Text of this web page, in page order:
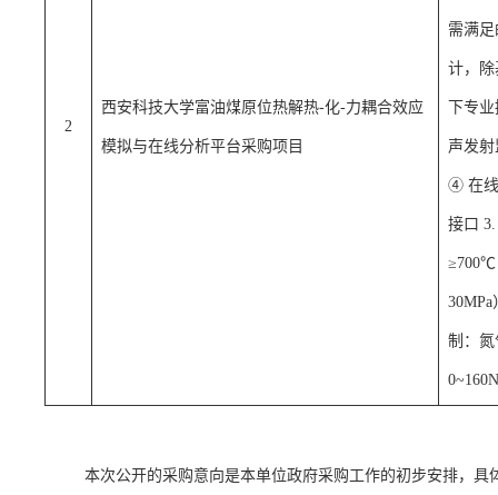
2
西安科技大学富油煤原位热解热-化-力耦合效应
模拟与在线分析平台采购项目
需满
计，
下专
声发
④ 在线
接口
≥700℃
制：
本次公开的采购意向是本单位政府采购工作的初步安排， 具